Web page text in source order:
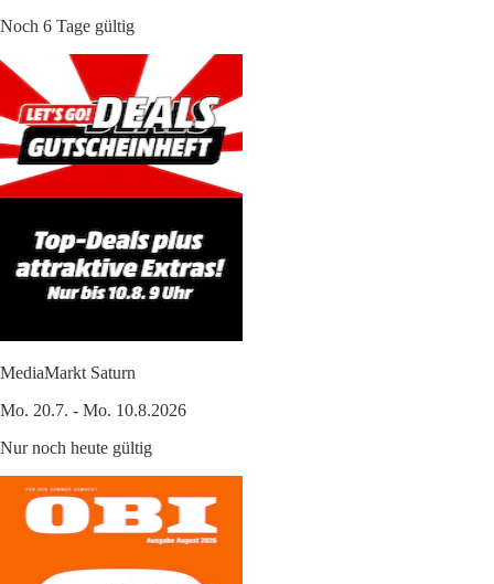
Noch 6 Tage gültig
MediaMarkt Saturn
Mo. 20.7. - Mo. 10.8.2026
Nur noch heute gültig